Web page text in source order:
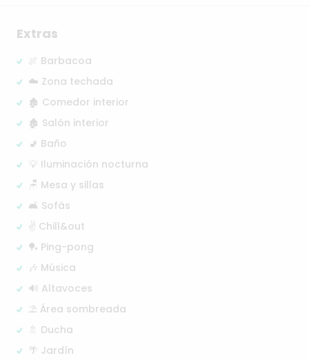
Extras
🍖 Barbacoa
☁️ Zona techada
🏚️ Comedor interior
🏚️ Salón interior
🚽 Baño
💡 Iluminación nocturna
🪑 Mesa y sillas
🛋️ Sofás
✌️ Chill&out
🏓 Ping-pong
🎶 Música
🔊 Altavoces
⛱️ Área sombreada
🚿 Ducha
🌴 Jardín